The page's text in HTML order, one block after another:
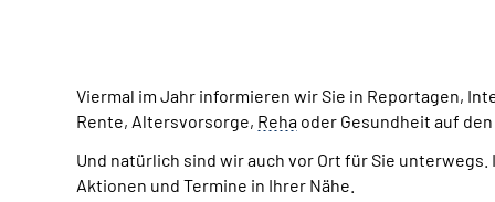
Viermal im Jahr informieren wir Sie in Reportagen,
Rente, Altersvorsorge, Reha oder Gesundheit auf
Und natürlich sind wir auch vor Ort für Sie
Aktionen und Termine in Ihrer Nähe.